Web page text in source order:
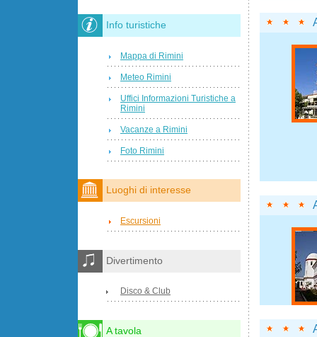
Info turistiche
Mappa di Rimini
Meteo Rimini
Uffici Informazioni Turistiche a
Rimini
Vacanze a Rimini
Foto Rimini
Luoghi di interesse
Escursioni
Divertimento
Disco & Club
A tavola